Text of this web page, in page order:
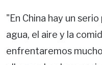
"En China hay un
agua, el aire y la
enfrentaremos